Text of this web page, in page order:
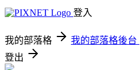
登入
我的部落格 我的部落格後台
登出